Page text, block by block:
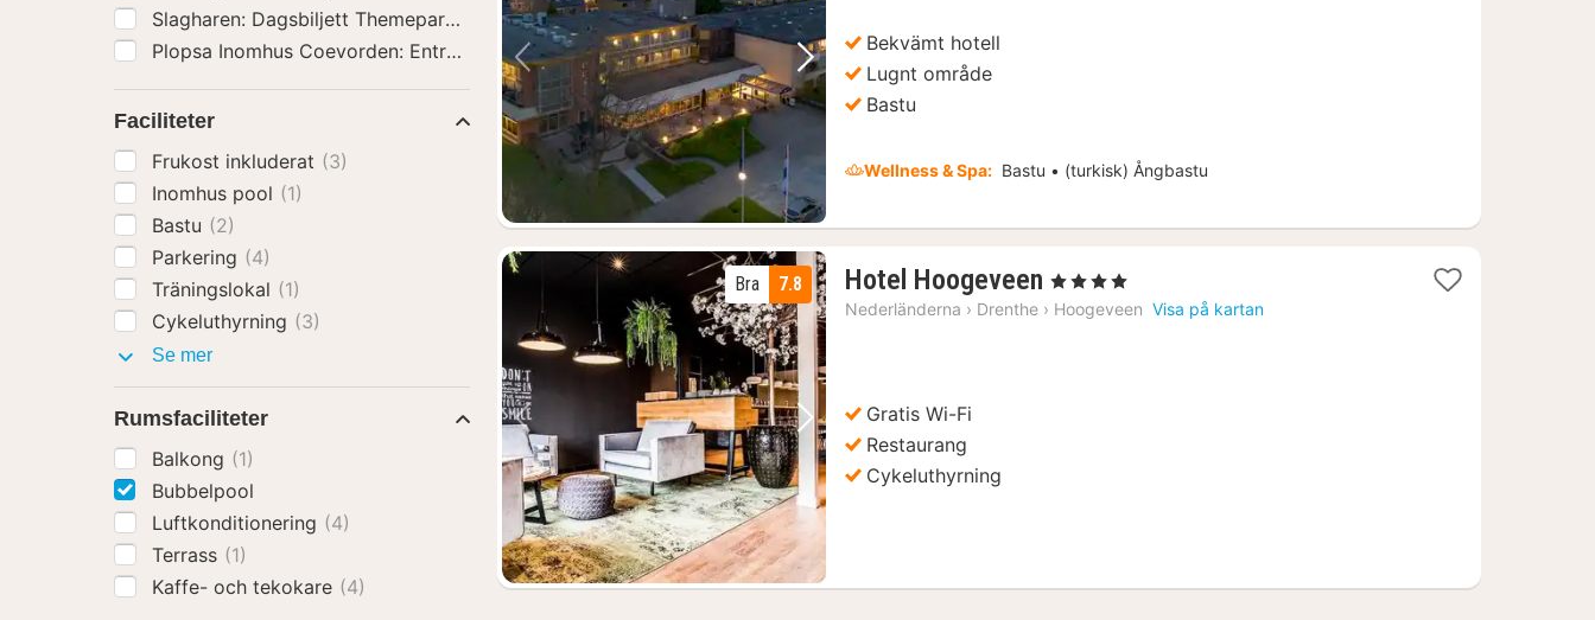
Föregående bild Nästa bild
Bekvämt hotell
Lugnt område
Bastu
Wellness & Spa: Bastu • (turkisk) Ångbastu
Föregående bild Nästa bild
7.8
Bra Hotel Hoogeveen 1
natt
, 4 Stjärnor
Nederländerna › Drenthe › Hoogeveen Visa på kartan
Gratis Wi-Fi
Restaurang
Cykeluthyrning
Slagharen: Dagsbiljett Themepark & Resort Slagharen (2)
Plopsa Inomhus Coevorden: Entrébiljett(1)
Faciliteter
Frukost inkluderat (3)
Inomhus pool (1)
Bastu (2)
Parkering (4)
Träningslokal (1)
Cykeluthyrning (3)
Se merFaciliteter
Rumsfaciliteter
Balkong (1)
Bubbelpool
Luftkonditionering (4)
Terrass (1)
Kaffe- och tekokare (4)